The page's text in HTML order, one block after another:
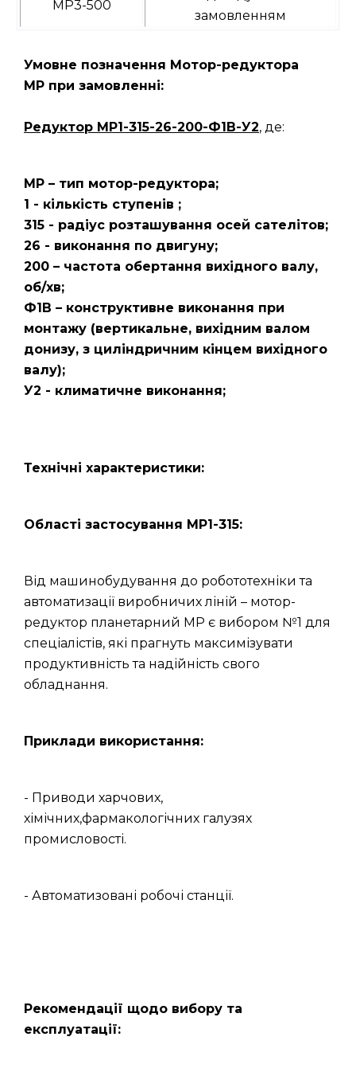
МР3-500
замовленням
Умовне позначення Мотор-редуктора
МР при замовленні:
Редуктор МР1-315-26-200-Ф1В-У2, де:
МР – тип мотор-редуктора;
1 - кількість ступенів ;
315 - радіус розташування осей сателітов;
26 - виконання по двигуну;
200 – частота обертання вихідного валу,
об/хв;
Ф1В – конструктивне виконання при
монтажу (вертикальне, вихідним валом
донизу, з циліндричним кінцем вихідного
валу);
У2 - климатичне виконання;
Технічні характеристики:
Області застосування МР1-315:
Від машинобудування до робототехніки та
автоматизації виробничих ліній – мотор-
редуктор планетарний МР є вибором №1 для
спеціалістів, які прагнуть максимізувати
продуктивність та надійність свого
обладнання.
Приклади використання:
- Приводи харчових,
хімічних,фармакологічних галузях
промисловості.
- Автоматизовані робочі станції.
Рекомендації щодо вибору та
експлуатації: